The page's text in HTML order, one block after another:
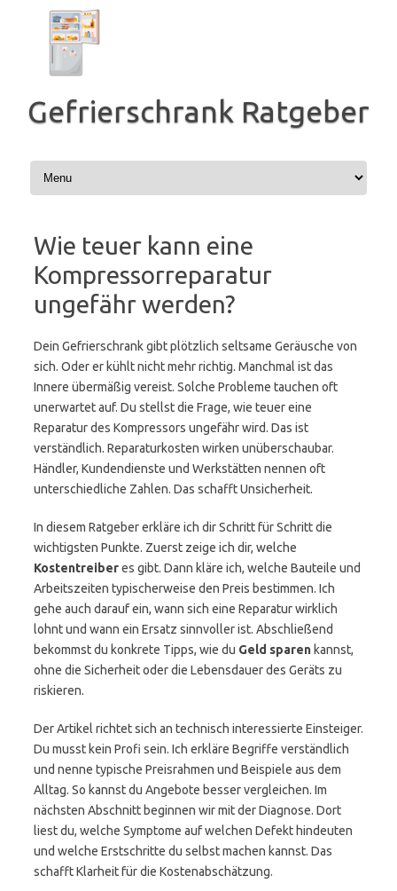
springen
Gefrierschrank Ratgeber
Wie teuer kann eine
Kompressorreparatur
ungefähr werden?
Dein Gefrierschrank gibt plötzlich seltsame Geräusche von
sich. Oder er kühlt nicht mehr richtig. Manchmal ist das
Innere übermäßig vereist. Solche Probleme tauchen oft
unerwartet auf. Du stellst die Frage, wie teuer eine
Reparatur des Kompressors ungefähr wird. Das ist
verständlich. Reparaturkosten wirken unüberschaubar.
Händler, Kundendienste und Werkstätten nennen oft
unterschiedliche Zahlen. Das schafft Unsicherheit.
In diesem Ratgeber erkläre ich dir Schritt für Schritt die
wichtigsten Punkte. Zuerst zeige ich dir, welche
Kostentreiberes gibt. Dann kläre ich, welche Bauteile und
Arbeitszeiten typischerweise den Preis bestimmen. Ich
gehe auch darauf ein, wann sich eine Reparatur wirklich
lohnt und wann ein Ersatz sinnvoller ist. Abschließend
bekommst du konkrete Tipps, wie du Geld sparen kannst,
ohne die Sicherheit oder die Lebensdauer des Geräts zu
riskieren.
Der Artikel richtet sich an technisch interessierte Einsteiger.
Du musst kein Profi sein. Ich erkläre Begriffe verständlich
und nenne typische Preisrahmen und Beispiele aus dem
Alltag. So kannst du Angebote besser vergleichen. Im
nächsten Abschnitt beginnen wir mit der Diagnose. Dort
liest du, welche Symptome auf welchen Defekt hindeuten
und welche Erstschritte du selbst machen kannst. Das
schafft Klarheit für die Kostenabschätzung.